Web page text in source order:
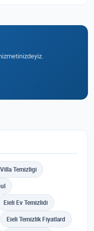
Villa Temizligi
Eieli Ev Temizlidi
Eieli Temizlik Fiyatlard